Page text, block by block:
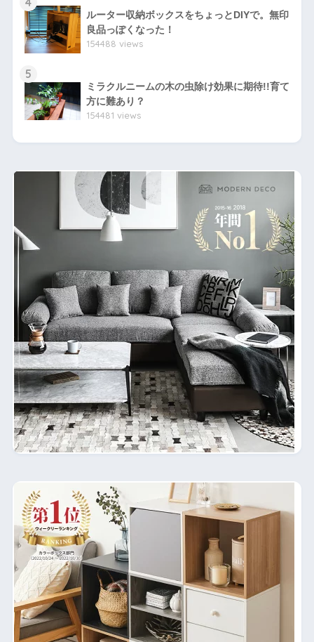
ルーター収納ボックスをちょっとDIYで。無印
良品っぽくなった！
154488 views
5
ミラクルニームの木の虫除け効果に期待!!育て
方に難あり？
154481 views